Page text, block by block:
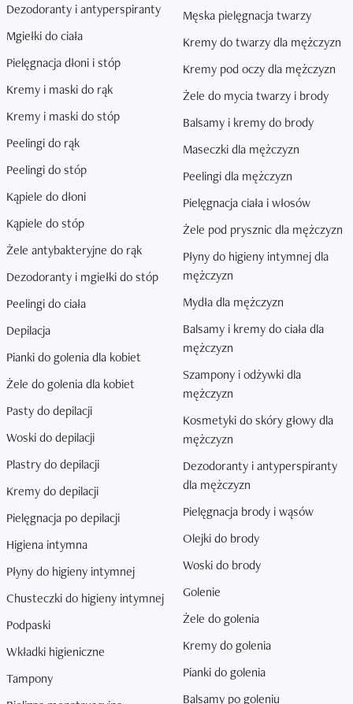
Dezodoranty i antyperspiranty
Mgiełki do ciała
Pielęgnacja dłoni i stóp
Kremy i maski do rąk
Kremy i maski do stóp
Peelingi do rąk
Peelingi do stóp
Kąpiele do dłoni
Kąpiele do stóp
Żele antybakteryjne do rąk
Dezodoranty i mgiełki do stóp
Peelingi do ciała
Depilacja
Pianki do golenia dla kobiet
Żele do golenia dla kobiet
Pasty do depilacji
Woski do depilacji
Plastry do depilacji
Kremy do depilacji
Pielęgnacja po depilacji
Higiena intymna
Płyny do higieny intymnej
Chusteczki do higieny intymnej
Podpaski
Wkładki higieniczne
Tampony
Męska pielęgnacja twarzy
Kremy do twarzy dla mężczyzn
Kremy pod oczy dla mężczyzn
Żele do mycia twarzy i brody
Balsamy i kremy do brody
Maseczki dla mężczyzn
Peelingi dla mężczyzn
Pielęgnacja ciała i włosów
Żele pod prysznic dla mężczyzn
Płyny do higieny intymnej dla
mężczyzn
Mydła dla mężczyzn
Balsamy i kremy do ciała dla
mężczyzn
Szampony i odżywki dla
mężczyzn
Kosmetyki do skóry głowy dla
mężczyzn
Dezodoranty i antyperspiranty
dla mężczyzn
Pielęgnacja brody i wąsów
Olejki do brody
Woski do brody
Golenie
Żele do golenia
Kremy do golenia
Pianki do golenia
Balsamy po goleniu